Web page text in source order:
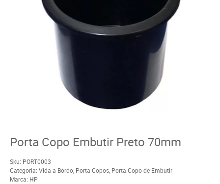
Porta Copo Embutir Preto 70mm
Sku: PORT0003
Categoria: Vida a Bordo, Porta Copos, Porta Copo de Embutir
Marca: HP